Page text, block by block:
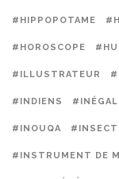
#HIPPOPOTAME
#HOROSCOPE
#ILLUSTRATEUR
#INDIENS
#INOUQA
#INSTRUMENT DE